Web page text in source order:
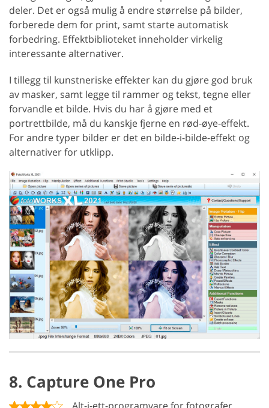
deler. Det er også mulig å endre størrelse på bilder,
forberede dem for print, samt starte automatisk
forbedring. Effektbiblioteket inneholder virkelig
interessante alternativer.
I tillegg til kunstneriske effekter kan du gjøre god bruk
av masker, samt legge til rammer og tekst, tegne eller
forvandle et bilde. Hvis du har å gjøre med et
portrettbilde, må du kanskje fjerne en rød-øye-effekt.
For andre typer bilder er det en bilde-i-bilde-effekt og
alternativer for utklipp.
8. Capture One Pro
Alt-i-ett-programvare for fotografer